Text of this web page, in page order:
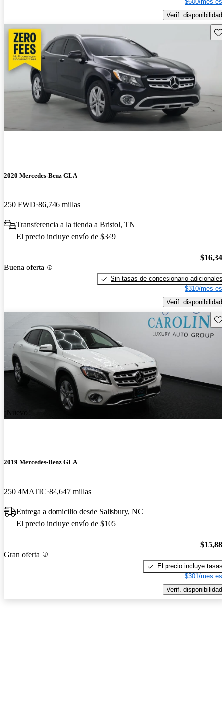
$600/mes
Verif. disponibilidad
2020 Mercedes-Benz GLA
250 FWD 86,746 millas
Transferencia a la tienda a Bristol, TN
El precio incluye envío de $349
Buena oferta
Sin tasas de concesionario adicionales
$310/mes
Verif. disponibilidad
¡Nuevo!
2019 Mercedes-Benz GLA
250 4MATIC 84,647 millas
Entrega a domicilio desde Salisbury, NC
El precio incluye envío de $105
Gran oferta
El precio incluye tasas
$301/mes
Verif. disponibilidad